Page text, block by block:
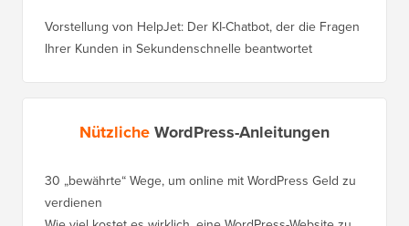
Vorstellung von HelpJet: Der KI-Chatbot, der die Fragen
Ihrer Kunden in Sekundenschnelle beantwortet
NützlicheWordPress-Anleitungen
30 „bewährte“ Wege, um online mit WordPress Geld zu
verdienen